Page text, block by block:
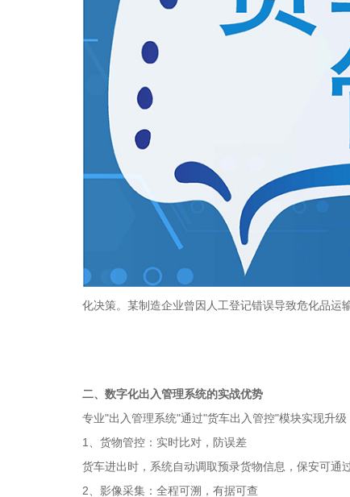
化决策。某制造企业曾因人工登记错误导致危化品运
二、数字化出入管理系统的实战优势
专业"出入管理系统"通过"货车出入管控"模块实现升级
1、货物管控：实时比对，防误差
货车进出时，系统自动调取预录货物信息，保安可通
2、影像采集：全程可溯，有据可查